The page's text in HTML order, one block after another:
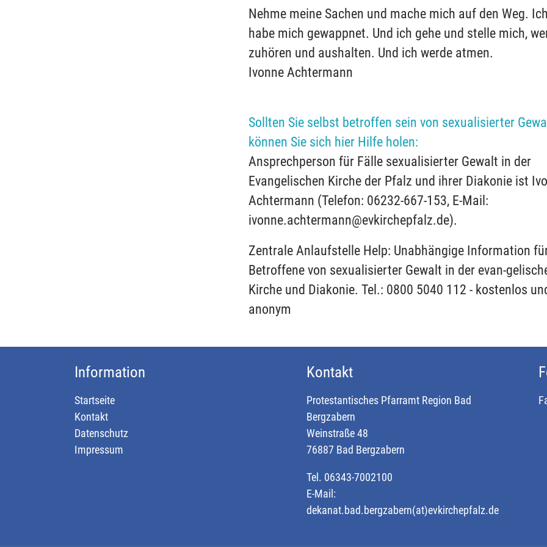
Nehme meine Sachen und mache mich auf den Weg. Ich
habe mich gewappnet. Und ich gehe und stelle mich,
zuhören und aushalten. Und ich werde atmen.
Ivonne Achtermann
Sollten Sie selbst betroffen sein von sexualisierter
können Sie sich hier Hilfe holen:
Ansprechperson für Fälle sexualisierter Gewalt in der
Evangelischen Kirche der Pfalz und ihrer Diakonie ist
Achtermann (Telefon: 06232-667-153, E-Mail:
ivonne.achtermann@evkirchepfalz.de).
Zentrale Anlaufstelle Help: Unabhängige Information
Betroffene von sexualisierter Gewalt in der evan-
Kirche und Diakonie. Tel.: 0800 5040 112 - kostenlos
anonym
Information
Startseite
Kontakt
Datenschutz
Impressum
Kontakt
Protestantisches Pfarramt Region Bad
Bergzabern
Weinstraße 48
76887 Bad Bergzabern
Tel. 06343-7002100
E-Mail:
dekanat.bad.bergzabern(at)evkirchepfalz.de